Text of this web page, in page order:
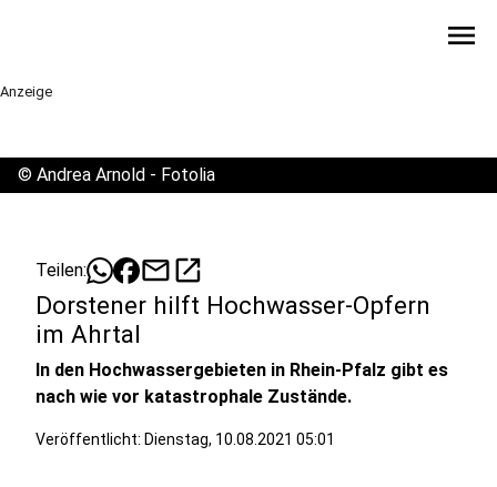
menu
Anzeige
© Andrea Arnold - Fotolia
Teilen: mailopen_in_new
Dorstener hilft Hochwasser-Opfern
im Ahrtal
In den Hochwassergebieten in Rhein-Pfalz gibt es
nach wie vor katastrophale Zustände.
Veröffentlicht: Dienstag, 10.08.2021 05:01